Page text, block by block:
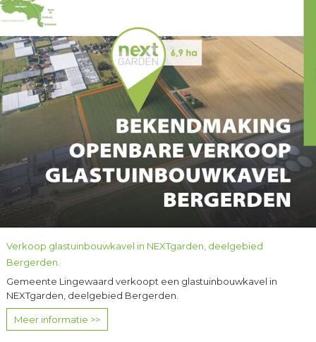
Verkoop glastuinbouwkavel in NEXTgarden, deelgebied
Bergerden.
Gemeente Lingewaard verkoopt een glastuinbouwkavel in
NEXTgarden, deelgebied Bergerden.
Meer informatie >>